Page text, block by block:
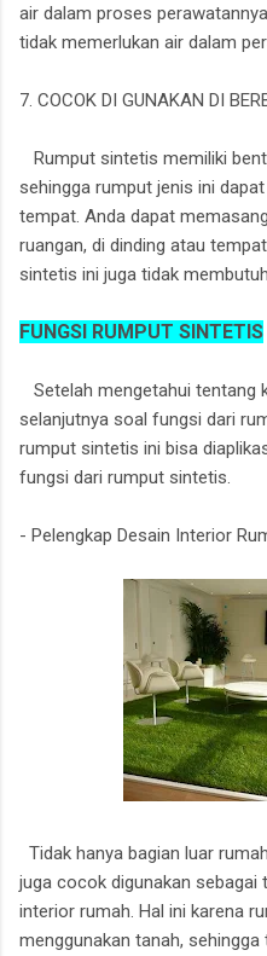
air dalam proses
tidak memerlukan air dalam
7. COCOK DI GUNAKAN DI
Rumput sintetis memiliki
sehingga rumput jenis ini
tempat. Anda dapat
ruangan, di dinding atau
sintetis ini juga tidak
FUNGSI RUMPUT SINTETIS
Setelah mengetahui tentang
selanjutnya soal fungsi dari
rumput sintetis ini bisa
fungsi dari rumput sintetis.
- Pelengkap Desain Interior
Tidak hanya bagian luar
juga cocok digunakan sebagai
interior rumah. Hal ini karena
menggunakan tanah,